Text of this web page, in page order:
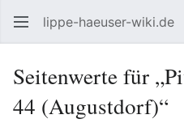
lippe-haeuser-wiki.de
Seitenwerte für
44 (Augustdorf)“